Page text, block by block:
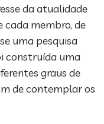
da atualidade
membro, de
uma pesquisa
construída uma
graus de
de contemplar os